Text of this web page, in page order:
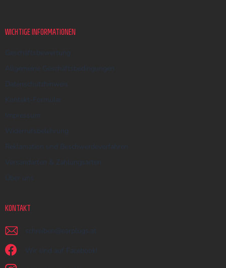
WICHTIGE INFORMATIONEN
Geschäftsbewertung
Allgemeine Geschäftsbedingungen
Datenschutzhinweis
Kontakt-Formular
Impressum
Widerrufsbelehrung
Reklamation und Beschwerdeverfahren
Versandarten & Zahlungsarten
Über uns
KONTAKT
schreiben @ earplugs.at
Wir sind auf Facebook!